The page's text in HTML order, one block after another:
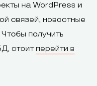
на WordPress и
связей, новостные
получить
стоитперейти в